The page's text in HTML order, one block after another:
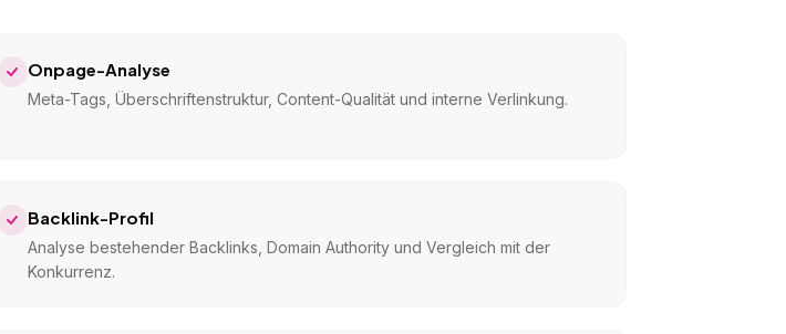
Onpage-Analyse
Meta-Tags, Überschriftenstruktur, Content-Qualität und interne Verlinkung.
Backlink-Profil
Analyse bestehender Backlinks, Domain Authority und Vergleich mit der
Konkurrenz.